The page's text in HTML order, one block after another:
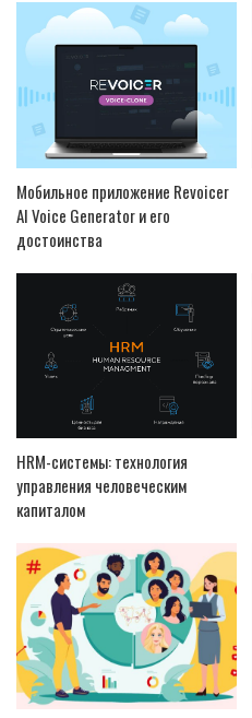
Мобильное приложение Revoicer
AI Voice Generator и его
достоинства
HRM-системы: технология
управления человеческим
капиталом